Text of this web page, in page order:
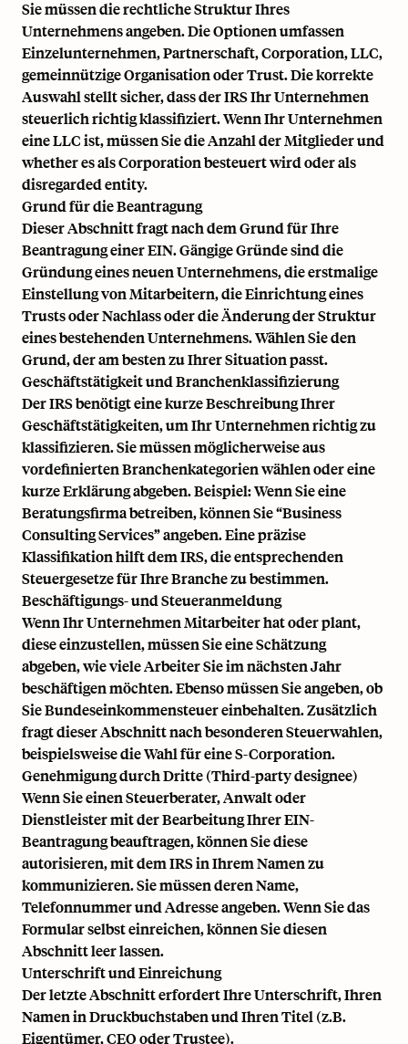
Sie müssen die rechtliche Struktur Ihres
Unternehmens angeben. Die Optionen umfassen
Einzelunternehmen, Partnerschaft, Corporation, LLC,
gemeinnützige Organisation oder Trust. Die korrekte
Auswahl stellt sicher, dass der IRS Ihr Unternehmen
steuerlich richtig klassifiziert. Wenn Ihr Unternehmen
eine LLC ist, müssen Sie die Anzahl der Mitglieder und
whether es als Corporation besteuert wird oder als
disregarded entity.
Grund für die Beantragung
Dieser Abschnitt fragt nach dem Grund für Ihre
Beantragung einer EIN. Gängige Gründe sind die
Gründung eines neuen Unternehmens, die erstmalige
Einstellung von Mitarbeitern, die Einrichtung eines
Trusts oder Nachlass oder die Änderung der Struktur
eines bestehenden Unternehmens. Wählen Sie den
Grund, der am besten zu Ihrer Situation passt.
Geschäftstätigkeit und Branchenklassifizierung
Der IRS benötigt eine kurze Beschreibung Ihrer
Geschäftstätigkeiten, um Ihr Unternehmen richtig zu
klassifizieren. Sie müssen möglicherweise aus
vordefinierten Branchenkategorien wählen oder eine
kurze Erklärung abgeben. Beispiel: Wenn Sie eine
Beratungsfirma betreiben, können Sie “Business
Consulting Services” angeben. Eine präzise
Klassifikation hilft dem IRS, die entsprechenden
Steuergesetze für Ihre Branche zu bestimmen.
Beschäftigungs- und Steueranmeldung
Wenn Ihr Unternehmen Mitarbeiter hat oder plant,
diese einzustellen, müssen Sie eine Schätzung
abgeben, wie viele Arbeiter Sie im nächsten Jahr
beschäftigen möchten. Ebenso müssen Sie angeben, ob
SieBundeseinkommensteuer einbehalten. Zusätzlich
fragt dieser Abschnitt nach besonderen Steuerwahlen,
beispielsweise die Wahl für eine S-Corporation.
Genehmigung durch Dritte (Third-party designee)
Wenn Sie einen Steuerberater, Anwalt oder
Dienstleister mit der Bearbeitung Ihrer EIN-
Beantragung beauftragen, können Sie diese
autorisieren, mit dem IRS in Ihrem Namen zu
kommunizieren. Sie müssen deren Name,
Telefonnummer und Adresse angeben. Wenn Sie das
Formular selbst einreichen, können Sie diesen
Abschnitt leer lassen.
Unterschrift und Einreichung
Der letzte Abschnitt erfordert Ihre Unterschrift, Ihren
Namen in Druckbuchstaben und Ihren Titel (z.B.
Eigentümer, CEO oder Trustee).